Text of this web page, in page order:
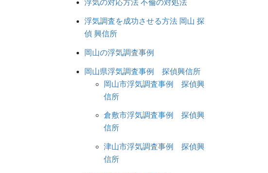
浮気の対応方法 不倫の対処法
浮気調査を成功させる方法 岡山 探
偵 興信所
岡山の浮気調査事例
岡山県浮気調査事例 探偵興信所
岡山市浮気調査事例 探偵興
信所
倉敷市浮気調査事例 探偵興
信所
津山市浮気調査事例 探偵興
信所